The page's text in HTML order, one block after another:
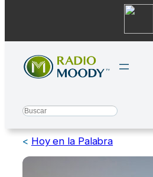
contenido
Search
< Hoy en la Palabra